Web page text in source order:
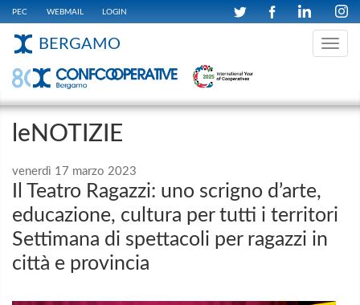
PEC WEBMAIL LOGIN
Toggle
BERGAMO
leNOTIZIE
venerdì 17 marzo 2023
Il Teatro Ragazzi: uno scrigno d’arte,
educazione, cultura per tutti i territori
Settimana di spettacoli per ragazzi in
città e provincia